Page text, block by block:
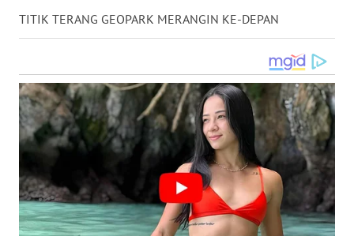
TITIK TERANG GEOPARK MERANGIN KE-DEPAN
WN
WN
GORONTALO
WN
WN
MALUKU